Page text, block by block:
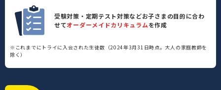
受験対策・定期テスト対策などお子さまの目的に合わ
せてオーダーメイドカリキュラムを作成
※これまでにトライに入会された生徒数（2024年3月31日時点。大人の家庭教師を
除く）